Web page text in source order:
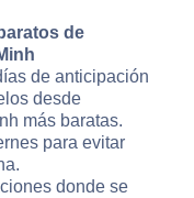
de
de anticipación
desde
más baratas.
para evitar
donde se